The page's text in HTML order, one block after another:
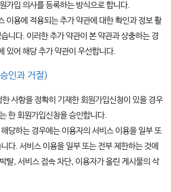
가입 의사를 등록하는 방식으로 합니다.
이용에 적용되는 추가 약관에 대한 확인과 정보 활
니다. 이러한 추가 약관이 본 약관과 상충하는 경
있어 해당 추가 약관이 우선합니다.
인과 거절)
사항을 정확히 기재한 회원가입신청이 있을 경우
한 회원가입신청을 승인합니다.
당하는 경우에는 이용자의 서비스 이용을 일부 또
다. 서비스 이용을 일부 또는 전부 제한하는 것에
탈, 서비스 접속 차단, 이용자가 올린 게시물의 삭